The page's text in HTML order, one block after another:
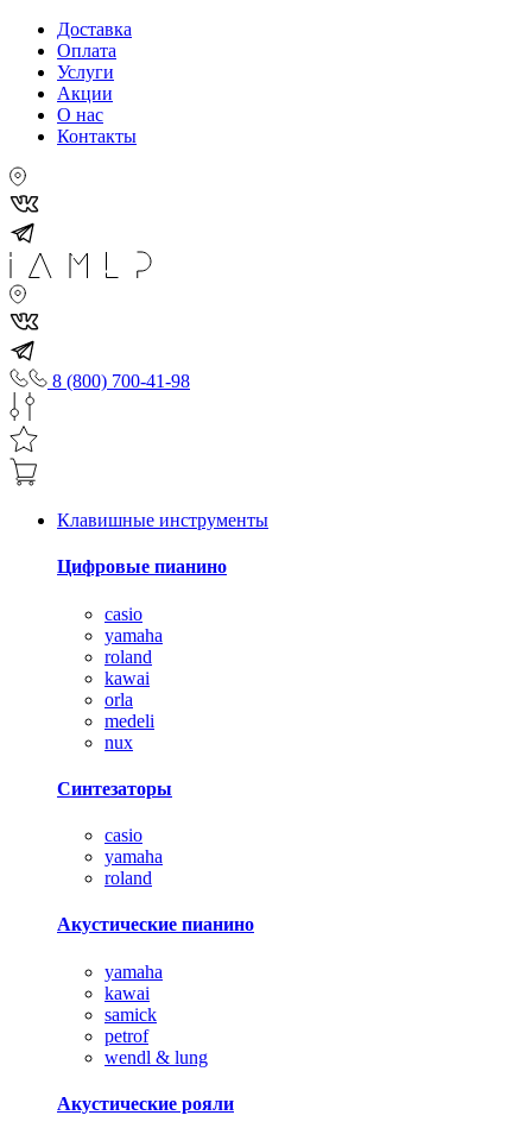
Доставка
Оплата
Услуги
Акции
О нас
Контакты
8 (800) 700-41-98
Клавишные инструменты
Цифровые пианино
casio
yamaha
roland
kawai
orla
medeli
nux
Синтезаторы
casio
yamaha
roland
Акустические пианино
yamaha
kawai
samick
petrof
wendl & lung
Акустические рояли